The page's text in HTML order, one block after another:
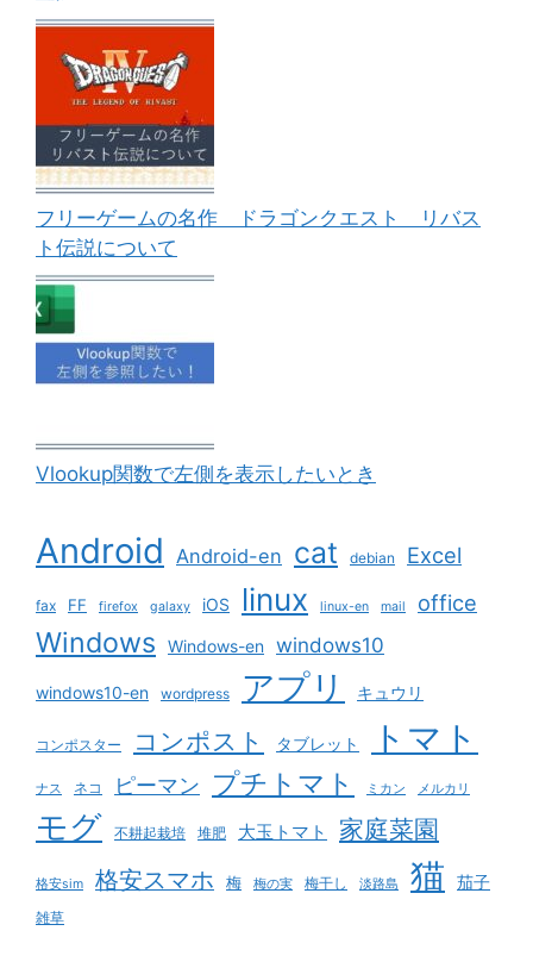
フリーゲームの名作 ドラゴンクエスト リバス
ト伝説について
Vlookup関数で左側を表示したいとき
Android Android-en cat debian Excel
fax FF firefox galaxy iOS linux linux-en mail office
Windows Windows-en windows10
windows10-en wordpress アプリ キュウリ
コンポスター コンポスト タブレット トマト
ナス ネコ ピーマン プチトマト ミカン メルカリ
モグ 不耕起栽培 堆肥 大玉トマト 家庭菜園
格安sim 格安スマホ 梅 梅の実 梅干し 淡路島 猫 茄子
雑草